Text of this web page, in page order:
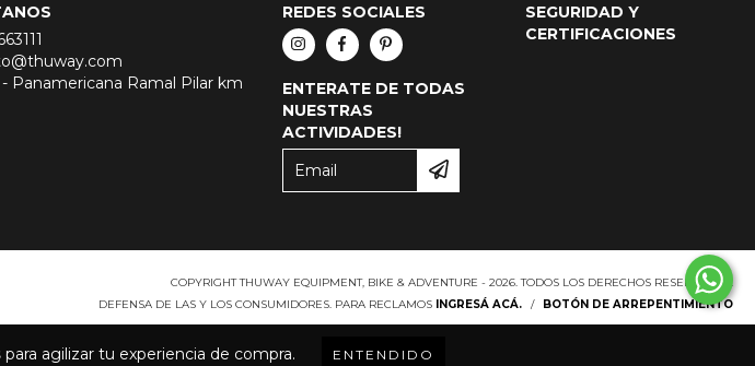
para agilizar tu experiencia de compra. ENTENDIDO
Panamericana Ramal Pilar km
REDES SOCIALES
ENTERATE DE TODAS
NUESTRAS
ACTIVIDADES!
SEGURIDAD Y
CERTIFICACIONES
COPYRIGHT THUWAY EQUIPMENT, BIKE & ADVENTURE - 2026. TODOS LOS DERECHOS RESERVADOS.
DEFENSA DE LAS Y LOS CONSUMIDORES. PARA RECLAMOS INGRESÁ ACÁ. / BOTÓN DE ARREPENTIMIENTO